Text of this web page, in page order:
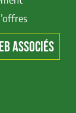
ASSOCIÉS